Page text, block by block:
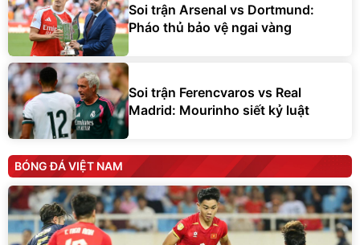
Soi trận Arsenal vs Dortmund:
Pháo thủ bảo vệ ngai vàng
Soi trận Ferencvaros vs Real
Madrid: Mourinho siết kỷ luật
BÓNG ĐÁ VIỆT NAM